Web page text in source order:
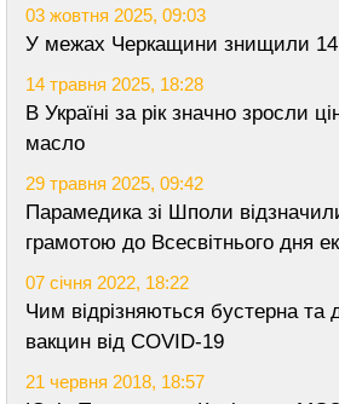
03 жовтня 2025, 09:03
У межах Черкащини знищили
14 травня 2025, 18:28
В Україні за рік значно зросли
масло
29 травня 2025, 09:42
Парамедика зі Шполи
грамотою до Всесвітнього дня
07 січня 2022, 18:22
Чим відрізняються бустерна та
вакцин від COVID-19
21 червня 2018, 18:57